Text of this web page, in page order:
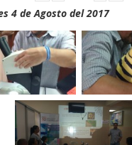
4 de Agosto del 2017